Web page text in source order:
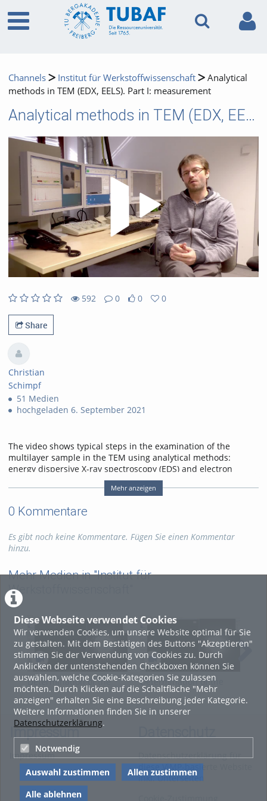
Diese Webseite verwendet Cookies
Wir verwenden Cookies, um unsere Website optimal für Sie
zu gestalten. Mit dem Bestätigen des Buttons "Akzeptieren"
stimmen Sie der Verwendung von Cookies zu. Durch
Anklicken der untenstehenden Checkboxen können Sie
auswählen, welche Cookie-Kategorien Sie zulassen
möchten. Durch Klicken auf die Schaltfläche "Mehr
anzeigen" erhalten Sie eine Beschreibung jeder Kategorie.
Weitere Informationen finden Sie in unserer
Datenschutzerklärung.
Notwendig
Auswahl zustimmen
Allen zustimmen
Alle ablehnen
Channels Institut für Werkstoffwissenschaft
Analytical
methods in TEM (EDX, EELS). Part I: measurement
Analytical methods in TEM (EDX, EELS). Part I: measurement
592
0
0
0
Share
Christian
Schimpf
51 Medien
hochgeladen 6. September 2021
The video shows typical steps in the examination of the
multilayer sample in the TEM using analytical methods:
energy dispersive X-ray spectroscopy (EDS) and electron
energy loss spectroscopy (EELS). The recording of spectra
takes place in STEM mode with the help of a line scan.
resolution, ranges of the spectrum, step size of the
damage, are discussed.
Links:
freiberg.de/channel/video/HRTEM/4c05ca7a95bfed51b172b2d...
freiberg.de/channel/video/STEM/75495644d4da91924fac6972...
Tags:
edx
dark field
bright field
Kategorien: Fachgebiete,
Wissenschaft,
Werkstoffwissenschaften
Mehr anzeigen
0 Kommentare
Es gibt noch keine Kommentare. Fügen Sie einen Kommentar
hinzu.
Mehr Medien in "Institut für
Werkstoffwissenschaft"
Determination of the
orientation matrix from
the Kikuchi pattern
Determination of the
orientation matrix from
the Kikuchi pattern
Impressum
Impressum
Datenschutzerklärung für
diese ViMP-basierte Website
inkl. Unterseiten